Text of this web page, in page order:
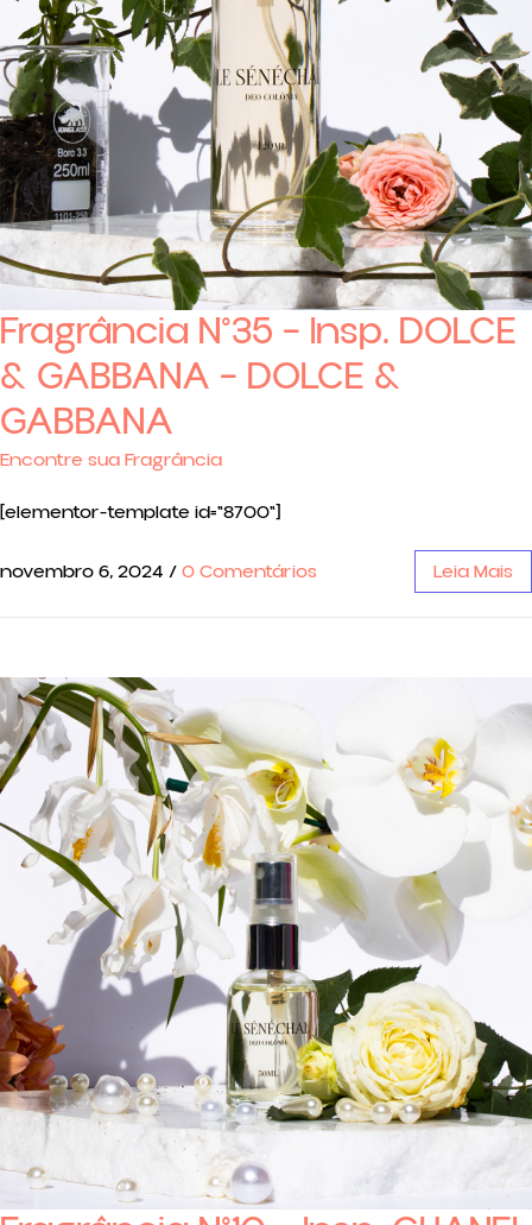
Fragrância N°35 – Insp. DOLCE
& GABBANA – DOLCE &
GABBANA
Encontre sua Fragrância
[elementor-template id="8700"]
novembro 6, 2024 /0 Comentários Leia Mais